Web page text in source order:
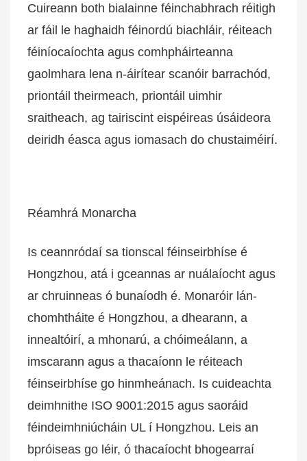
Cuireann both bialainne féinchabhrach réitigh
ar fáil le haghaidh féinordú biachláir, réiteach
féiníocaíochta agus comhpháirteanna
gaolmhara lena n-áirítear scanóir barrachód,
priontáil theirmeach, priontáil uimhir
sraitheach, ag tairiscint eispéireas úsáideora
deiridh éasca agus iomasach do chustaiméirí.
Réamhrá Monarcha
Is ceannródaí sa tionscal féinseirbhíse é
Hongzhou, atá i gceannas ar nuálaíocht agus
ar chruinneas ó bunaíodh é. Monaróir lán-
chomhtháite é Hongzhou, a dhearann, a
innealtóirí, a mhonarú, a chóimeálann, a
imscarann ​​agus a thacaíonn le réiteach
féinseirbhíse go hinmheánach. Is cuideachta
deimhnithe ISO 9001:2015 agus saoráid
féindeimhniúcháin UL í Hongzhou. Leis an
bpróiseas go léir, ó thacaíocht bhogearraí